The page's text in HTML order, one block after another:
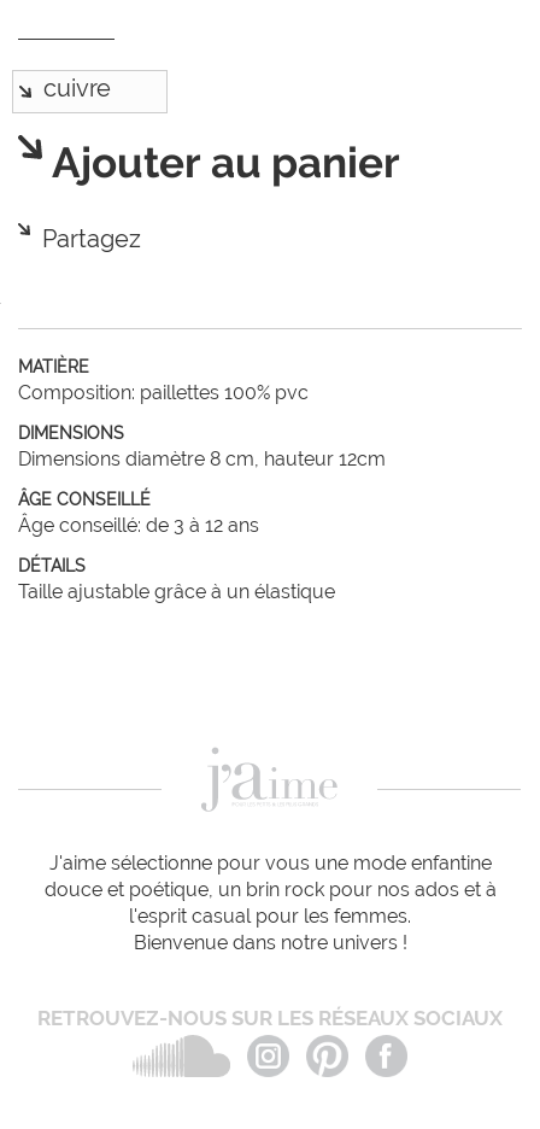
Ajouter au panier
Partagez
MATIÈRE
Composition: paillettes 100% pvc
DIMENSIONS
Dimensions diamètre 8 cm, hauteur 12cm
ÂGE CONSEILLÉ
Âge conseillé: de 3 à 12 ans
DÉTAILS
Taille ajustable grâce à un élastique
J'aime sélectionne pour vous une mode enfantine
douce et poétique, un brin rock pour nos ados et à
l'esprit casual pour les femmes.
Bienvenue dans notre univers !
RETROUVEZ-NOUS SUR LES RÉSEAUX SOCIAUX